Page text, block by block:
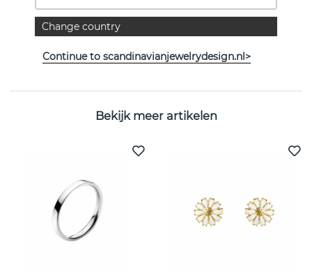
Collectie: OFFSPRING
Lengte: 45 cm
Breedte: 17 mm
Bekijk meer artikelen
Change country
Continue to scandinavianjewelrydesign.nl>